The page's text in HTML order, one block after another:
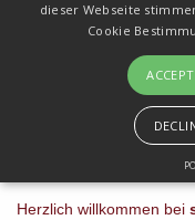
Stummfilm - Silent
Herzlich willkommen bei
dieser Webseite
Cookie